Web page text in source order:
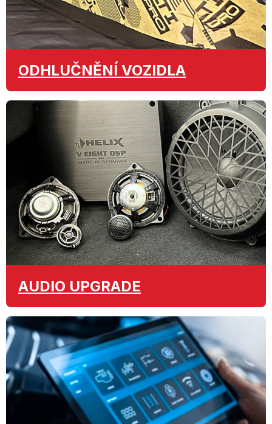
ODHLUČNĚNÍ VOZIDLA
AUDIO UPGRADE